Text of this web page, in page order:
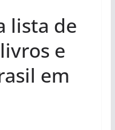
lista de
e
em